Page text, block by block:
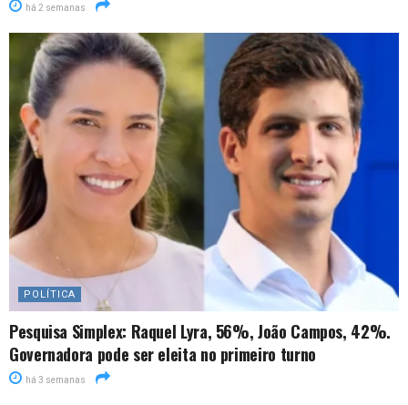
há 2 semanas
POLÍTICA
Pesquisa Simplex: Raquel Lyra, 56%, João Campos, 42%.
Governadora pode ser eleita no primeiro turno
há 3 semanas